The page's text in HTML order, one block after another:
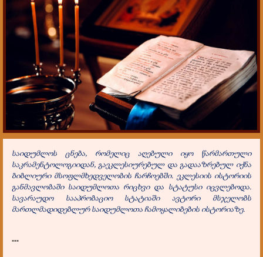
საიდუმლოს ცნება, რომელიც აღებული იყო წარმართული
საკრამენტოლოგიიდან, გაეკლესიურებულ და გადააზრებულ იქნა
ბიბლიური მსოფლმხედველობის ჩარჩოებში. ეკლესიის ისტორიის
განმავლობაში საიდუმლოთა რიცხვი და სტატუსი იცვლებოდა.
სავარაუდო სააპრობაციო სტატიაში ავტორი მსჯელობს
მართლმადიდებლურ საიდუმლოთა ჩამოყალიბების ისტორიაზე.
***